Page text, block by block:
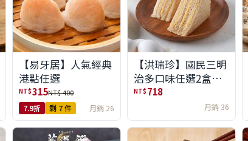
【易牙居】人氣經典
港點任選
NT$315NT$ 400
7.9折 剩 7 件 月銷 26
【洪瑞珍】國民三明
治多口味任選2盒組
(6入/盒)(免運)
NT$ 718
月銷 36